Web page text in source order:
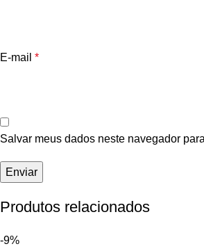
E-mail *
Salvar meus dados neste navegador
Produtos relacionados
-9%